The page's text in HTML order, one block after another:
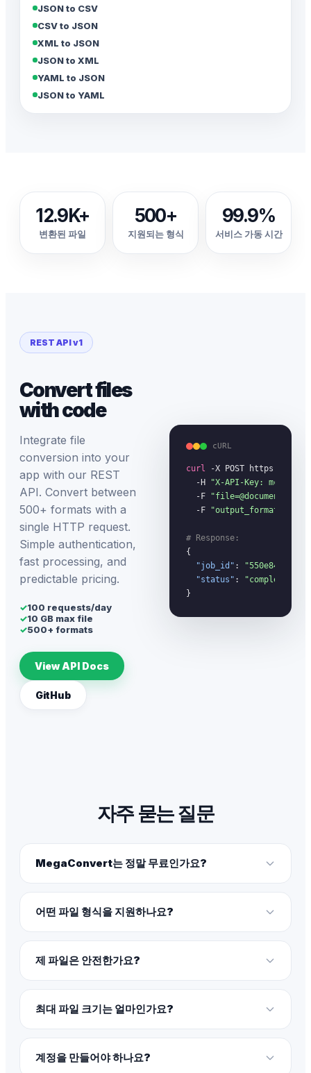
JSON to CSV
CSV to JSON
XML to JSON
JSON to XML
YAML to JSON
JSON to YAML
12.9K+
변환된 파일
500+
지원되는 형식
99.9%
서비스 가동 시간
REST API v1
Convert files
with code
Integrate file
conversion into your
app with our REST
API. Convert between
500+ formats with a
single HTTP request.
Simple authentication,
fast processing, and
predictable pricing.
✓100 requests/day
✓10 GB max file
✓500+ formats
View API Docs
GitHub
cURL
curl -X POST https://
  -H
"X-API-Key:
  -F
"file=@document.pdf"
  -F
"output_format=docx"
# Response:
{
"job_id" :
"550e8400-
"status" :
"completed"
}
자주 묻는 질문
MegaConvert는 정말 무료인가요?
어떤 파일 형식을 지원하나요?
제 파일은 안전한가요?
최대 파일 크기는 얼마인가요?
계정을 만들어야 하나요?